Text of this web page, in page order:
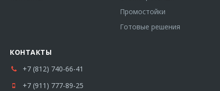
Промостойки
Готовые решения
КОНТАКТЫ
+7 (812) 740-66-41
+7 (911) 777-89-25